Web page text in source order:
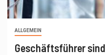
ALLGEMEIN
Geschäftsführer